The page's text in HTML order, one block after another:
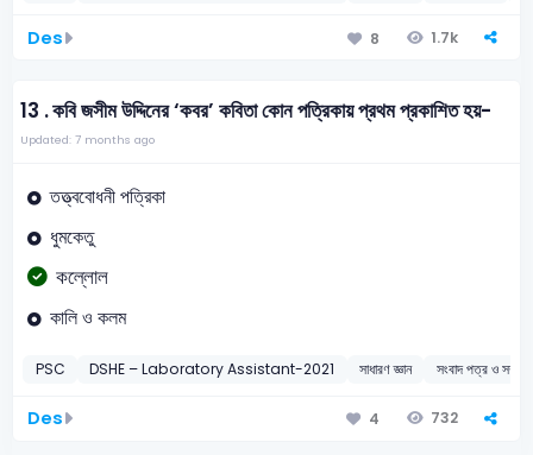
Des 8 1.7k
13 .কবি জসীম উদ্দিনের ‘কবর’ কবিতা কোন পত্রিকায় প্রথম প্রকাশিত হয়-
Updated: 7 months ago
তত্ত্ববোধনী পত্রিকা
ধুমকেতু
কল্লোল
কালি ও কলম
PSC DSHE – Laboratory Assistant-2021 সাধারণ জ্ঞান সংবাদ পত্র ও
Des 4 732